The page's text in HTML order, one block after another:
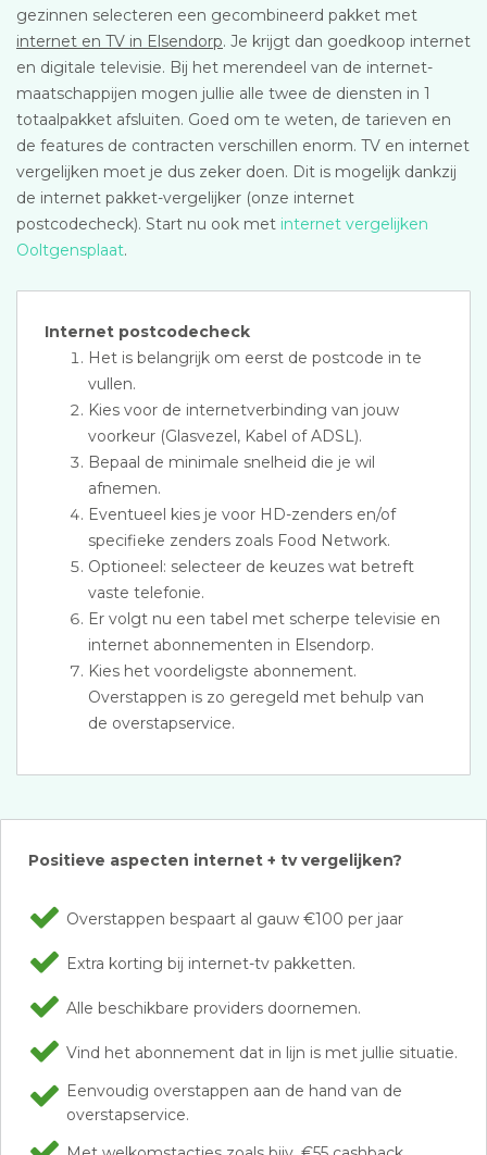
gezinnen selecteren een gecombineerd pakket met
internet en TV in Elsendorp. Je krijgt dan goedkoop internet
en digitale televisie. Bij het merendeel van de internet-
maatschappijen mogen jullie alle twee de diensten in 1
totaalpakket afsluiten. Goed om te weten, de tarieven en
de features de contracten verschillen enorm. TV en internet
vergelijken moet je dus zeker doen. Dit is mogelijk dankzij
de internet pakket-vergelijker (onze internet
postcodecheck). Start nu ook met internet vergelijken
Ooltgensplaat.
Internet postcodecheck
Het is belangrijk om eerst de postcode in te
vullen.
Kies voor de internetverbinding van jouw
voorkeur (Glasvezel, Kabel of ADSL).
Bepaal de minimale snelheid die je wil
afnemen.
Eventueel kies je voor HD-zenders en/of
specifieke zenders zoals Food Network.
Optioneel: selecteer de keuzes wat betreft
vaste telefonie.
Er volgt nu een tabel met scherpe televisie en
internet abonnementen in Elsendorp.
Kies het voordeligste abonnement.
Overstappen is zo geregeld met behulp van
de overstapservice.
Positieve aspecten internet + tv vergelijken?
Overstappen bespaart al gauw €100 per jaar
Extra korting bij internet-tv pakketten.
Alle beschikbare providers doornemen.
Vind het abonnement dat in lijn is met jullie situatie.
Eenvoudig overstappen aan de hand van de
overstapservice.